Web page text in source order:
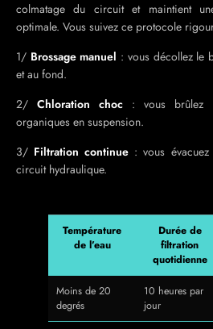
colmatage du circuit et maintient
optimale. Vous suivez ce protocole
1/ Brossage manuel : vous décollez le
et au fond.
2/ Chloration choc : vous brûlez
organiques en suspension.
3/ Filtration continue : vous
circuit hydraulique.
Température
de l’eau
Durée de
filtration
quotidienne
Moins de 20
degrés
10 heures par
jour